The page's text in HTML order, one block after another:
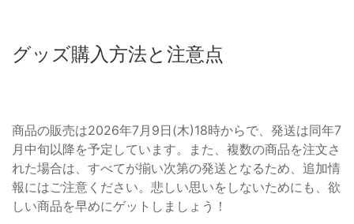
グッズ購入方法と注意点
商品の販売は2026年7月9日(木)18時からで、発送は同年7
月中旬以降を予定しています。また、複数の商品を注文さ
れた場合は、すべてが揃い次第の発送となるため、追加情
報にはご注意ください。悲しい思いをしないためにも、欲
しい商品を早めにゲットしましょう！